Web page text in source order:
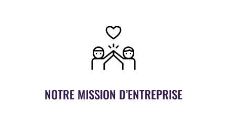
NOTRE MISSION D’ENTREPRISE